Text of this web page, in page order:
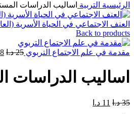
الرئيسية التربية اساليب الدراسات
العنف الاجتماعي في الحياة الأسرية
Back to products
مقدمة في علم الاجتماع التربوي 25 د.ا 8
اساليب الدراسات
35 د.ا 11 د.ا